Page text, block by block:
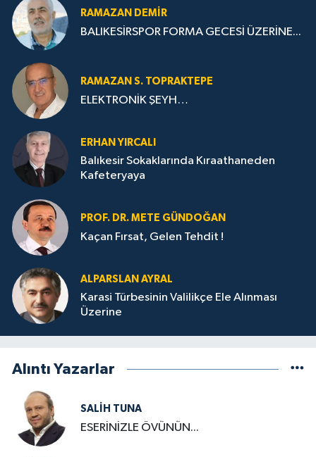
RAMAZAN DEMİR
BALIKESİRSPOR FORMA GECESİ ÜZERİNE...
RAMAZAN S. TOPRAKTEPE
ELEKTRONİK ŞEYH…
ERHAN YIRCALI
Balıkesir Sokaklarında Kıraathaneden
Kafeteryaya
PROF. DR. METE GÜNDOĞAN
Kaçan Fırsat, Gelen Tehdit !
ALPARSLAN AYRAL
Karasi Türbesinin Valilikçe Ele Alınması
Üzerine
Alıntı Yazarlar
SALIH TUNA
ESERİNİZLE ÖVÜNÜN...